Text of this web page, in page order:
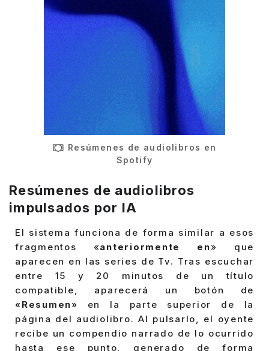
Resúmenes de audiolibros en
Spotify
Resúmenes de audiolibros
impulsados por IA
El sistema funciona de forma similar a esos
fragmentos «anteriormente en» que
aparecen en las series de Tv. Tras escuchar
entre 15 y 20 minutos de un título
compatible, aparecerá un botón de
«Resumen» en la parte superior de la
página del audiolibro. Al pulsarlo, el oyente
recibe un compendio narrado de lo ocurrido
hasta ese punto, generado de forma